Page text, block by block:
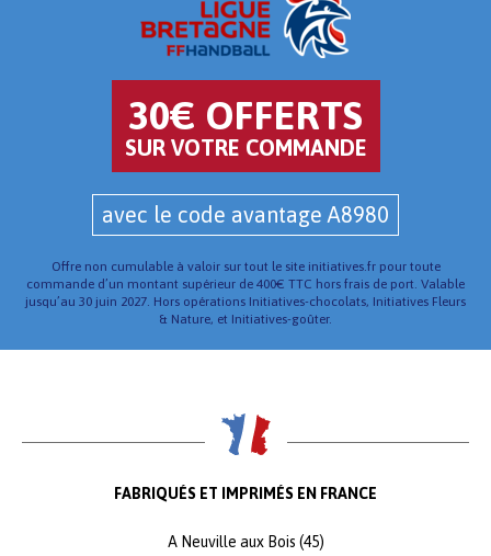
30€ OFFERTS
SUR VOTRE COMMANDE
avec le code avantage A8980
Offre non cumulable à valoir sur tout le site initiatives.fr pour toute
commande d’un montant supérieur de 400€ TTC hors frais de port. Valable
jusqu’au 30 juin 2027. Hors opérations Initiatives-chocolats, Initiatives Fleurs
& Nature, et Initiatives-goûter.
FABRIQUÉS ET IMPRIMÉS EN FRANCE
A Neuville aux Bois (45)